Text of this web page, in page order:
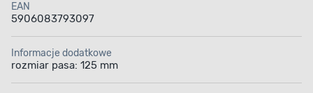
EAN
5906083793097
Informacje dodatkowe
rozmiar pasa: 125 mm